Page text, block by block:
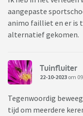
aangepaste
animo failliet en er is
alternatief gekomen.
Tuinfluiter
22-10-2023 om
Tegenwoordig
tijd om meerdere